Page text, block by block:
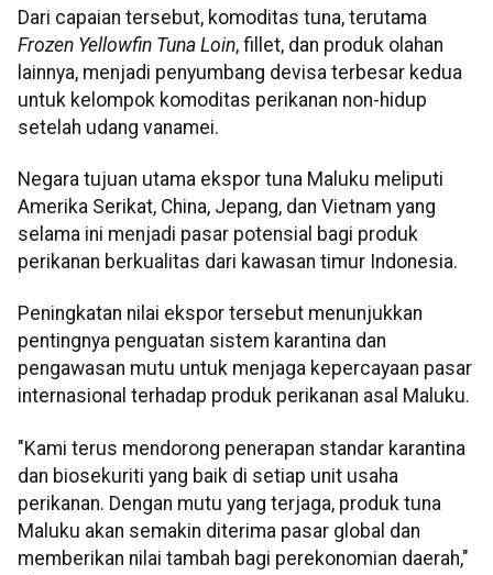
Dari capaian tersebut, komoditas tuna, terutama
Frozen Yellowfin Tuna Loin, fillet, dan produk olahan
lainnya, menjadi penyumbang devisa terbesar kedua
untuk kelompok komoditas perikanan non-hidup
setelah udang vanamei.
Negara tujuan utama ekspor tuna Maluku meliputi
Amerika Serikat, China, Jepang, dan Vietnam yang
selama ini menjadi pasar potensial bagi produk
perikanan berkualitas dari kawasan timur Indonesia.
Peningkatan nilai ekspor tersebut menunjukkan
pentingnya penguatan sistem karantina dan
pengawasan mutu untuk menjaga kepercayaan pasar
internasional terhadap produk perikanan asal Maluku.
"Kami terus mendorong penerapan standar karantina
dan biosekuriti yang baik di setiap unit usaha
perikanan. Dengan mutu yang terjaga, produk tuna
Maluku akan semakin diterima pasar global dan
memberikan nilai tambah bagi perekonomian daerah,"